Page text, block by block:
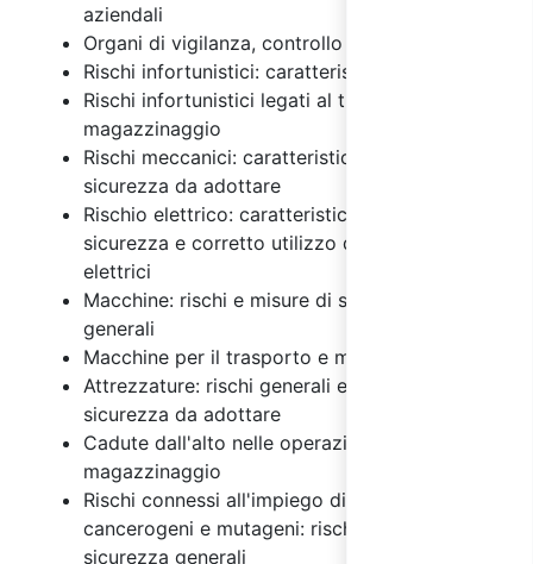
aziendali
Organi di vigilanza, controllo e assistenza
Rischi infortunistici: caratteristiche
Rischi infortunistici legati al trasporto e
magazzinaggio
Rischi meccanici: caratteristiche e misure di
sicurezza da adottare
Rischio elettrico: caratteristiche, misure di
sicurezza e corretto utilizzo degli impianti
elettrici
Macchine: rischi e misure di sicurezza
generali
Macchine per il trasporto e magazzinaggio
Attrezzature: rischi generali e misure di
sicurezza da adottare
Cadute dall'alto nelle operazioni di
magazzinaggio
Rischi connessi all'impiego di agenti chimici,
cancerogeni e mutageni: rischi e misure di
sicurezza generali